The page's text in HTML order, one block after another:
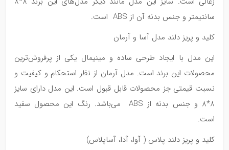
سانتیمتر و جنس بدنه آن از ABS است.
کلید و پریز دلند مدل آسا و آرمان
این مدل با ایجاد طرحی ساده و مینیمال یکی از پرفروش‌ترین
محصولات این برند است. مدل آرمان از نظر استحکام و کیفیت و
نسبت قیمتی جز محصولات قابل قبول است. این مدل دارای سایز
8*8 و جنس بدنه از ABS می‌باشد. رنگ این محصول سفید
است.
کلید و پریز دلند پلاس ( آوا، آدا، آساپلاس)